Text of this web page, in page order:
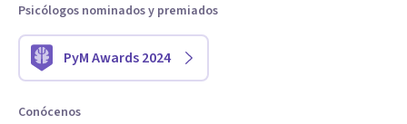
Psicólogos nominados y premiados
PyM Awards 2024
Conócenos